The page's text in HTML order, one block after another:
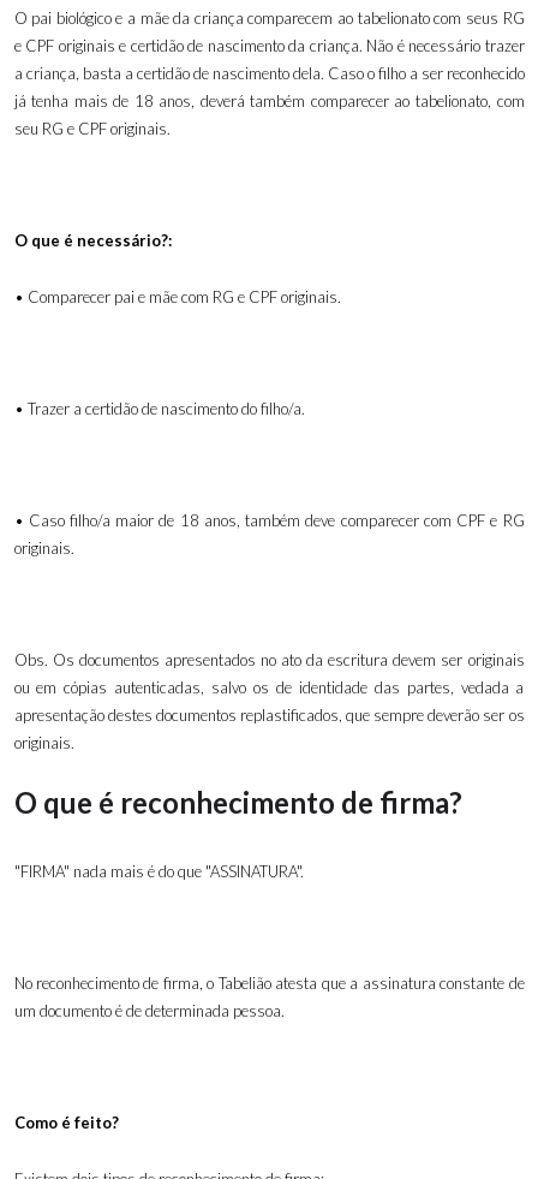
O pai biológico e a mãe da criança comparecem ao tabelionato com seus RG
e CPF originais e certidão de nascimento da criança. Não é necessário trazer
a criança, basta a certidão de nascimento dela. Caso o filho a ser reconhecido
já tenha mais de 18 anos, deverá também comparecer ao tabelionato, com
seu RG e CPF originais.
O que é necessário?:
• Comparecer pai e mãe com RG e CPF originais.
• Trazer a certidão de nascimento do filho/a.
• Caso filho/a maior de 18 anos, também deve comparecer com CPF e RG
originais.
Obs. Os documentos apresentados no ato da escritura devem ser originais
ou em cópias autenticadas, salvo os de identidade das partes, vedada a
apresentação destes documentos replastificados, que sempre deverão ser os
originais.
O que é reconhecimento de firma?
"FIRMA" nada mais é do que "ASSINATURA".
No reconhecimento de firma, o Tabelião atesta que a assinatura constante de
um documento é de determinada pessoa.
Como é feito?